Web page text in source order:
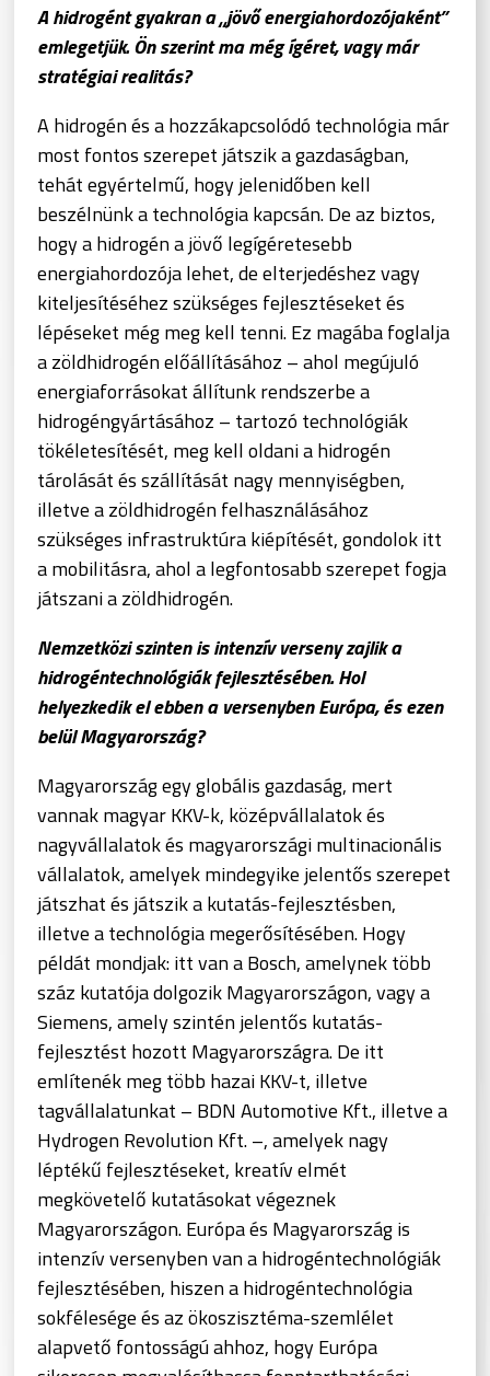
A hidrogént gyakran a „jövő energiahordozójaként”
emlegetjük. Ön szerint ma még ígéret, vagy már
stratégiai realitás?
A hidrogén és a hozzákapcsolódó technológia már
most fontos szerepet játszik a gazdaságban,
tehát egyértelmű, hogy jelenidőben kell
beszélnünk a technológia kapcsán. De az biztos,
hogy a hidrogén a jövő legígéretesebb
energiahordozója lehet, de elterjedéshez vagy
kiteljesítéséhez szükséges fejlesztéseket és
lépéseket még meg kell tenni. Ez magába foglalja
a zöldhidrogén előállításához – ahol megújuló
energiaforrásokat állítunk rendszerbe a
hidrogéngyártásához – tartozó technológiák
tökéletesítését, meg kell oldani a hidrogén
tárolását és szállítását nagy mennyiségben,
illetve a zöldhidrogén felhasználásához
szükséges infrastruktúra kiépítését, gondolok itt
a mobilitásra, ahol a legfontosabb szerepet fogja
játszani a zöldhidrogén.
Nemzetközi szinten is intenzív verseny zajlik a
hidrogéntechnológiák fejlesztésében. Hol
helyezkedik el ebben a versenyben Európa, és ezen
belül Magyarország?
Magyarország egy globális gazdaság, mert
vannak magyar KKV-k, középvállalatok és
nagyvállalatok és magyarországi multinacionális
vállalatok, amelyek mindegyike jelentős szerepet
játszhat és játszik a kutatás-fejlesztésben,
illetve a technológia megerősítésében. Hogy
példát mondjak: itt van a Bosch, amelynek több
száz kutatója dolgozik Magyarországon, vagy a
Siemens, amely szintén jelentős kutatás-
fejlesztést hozott Magyarországra. De itt
említenék meg több hazai KKV-t, illetve
tagvállalatunkat – BDN Automotive Kft., illetve a
Hydrogen Revolution Kft. –, amelyek nagy
léptékű fejlesztéseket, kreatív elmét
megkövetelő kutatásokat végeznek
Magyarországon. Európa és Magyarország is
intenzív versenyben van a hidrogéntechnológiák
fejlesztésében, hiszen a hidrogéntechnológia
sokfélesége és az ökoszisztéma-szemlélet
alapvető fontosságú ahhoz, hogy Európa